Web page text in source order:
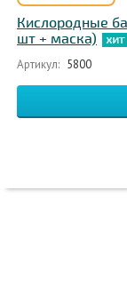
Кислородные
шт + маска)
Артикул: 5800